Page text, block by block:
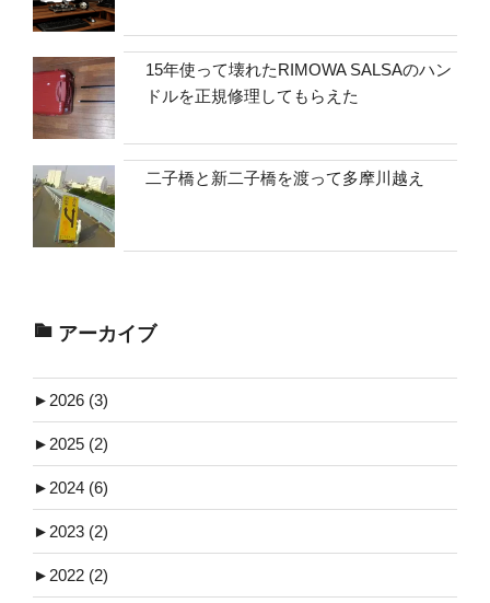
15年使って壊れたRIMOWA SALSAのハン
ドルを正規修理してもらえた
二子橋と新二子橋を渡って多摩川越え
アーカイブ
► 2026 (3)
► 2025 (2)
► 2024 (6)
► 2023 (2)
► 2022 (2)